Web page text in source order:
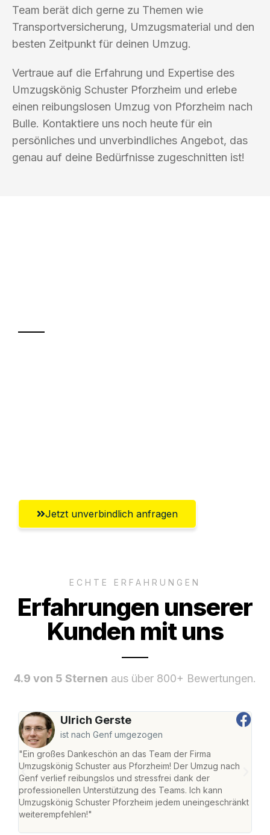
Team berät dich gerne zu Themen wie
Transportversicherung, Umzugsmaterial und den
besten Zeitpunkt für deinen Umzug.
Vertraue auf die Erfahrung und Expertise des
Umzugskönig Schuster Pforzheim und erlebe
einen reibungslosen Umzug von Pforzheim nach
Bulle. Kontaktiere uns noch heute für ein
persönliches und unverbindliches Angebot, das
genau auf deine Bedürfnisse zugeschnitten ist!
Jetzt unverbindlich anfragen
ECHTE ERFAHRUNGEN
Erfahrungen unserer
Kunden mit uns
4.9 von 5 Sternen aus über 800+ Bewertungen.
Ulrich Gerste
ist nach Genf umgezogen
"Ein großes Dankeschön an das Team der Firma
Umzugskönig Schuster aus Pforzheim! Der Umzug nach
Genf verlief reibungslos und stressfrei dank der
professionellen Unterstützung des Teams. Ich kann
Umzugskönig Schuster Pforzheim jedem uneingeschränkt
weiterempfehlen!"